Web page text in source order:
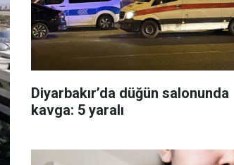
Diyarbakır’da düğün salonunda
kavga: 5 yaralı